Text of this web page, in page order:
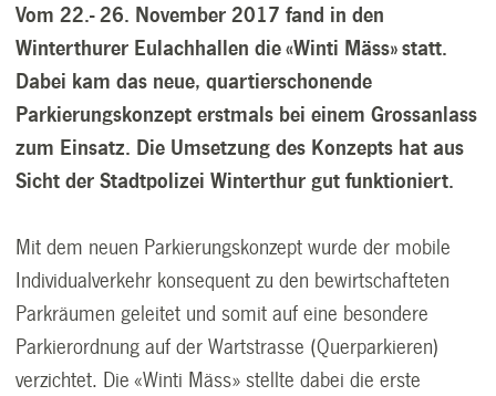
Vom 22.- 26. November 2017 fand in den
Winterthurer Eulachhallen die «Winti Mäss»statt.
Dabei kam das neue, quartierschonende
Parkierungskonzept erstmals bei einem Grossanlass
zum Einsatz. Die Umsetzung des Konzepts hat aus
Sicht der Stadtpolizei Winterthur gut funktioniert.
Mit dem neuen Parkierungskonzept wurde der mobile
Individualverkehr konsequent zu den bewirtschafteten
Parkräumen geleitet und somit auf eine besondere
Parkierordnung auf der Wartstrasse (Querparkieren)
verzichtet. Die «Winti Mäss» stellte dabei die erste